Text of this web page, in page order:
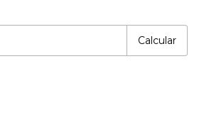
Calcular